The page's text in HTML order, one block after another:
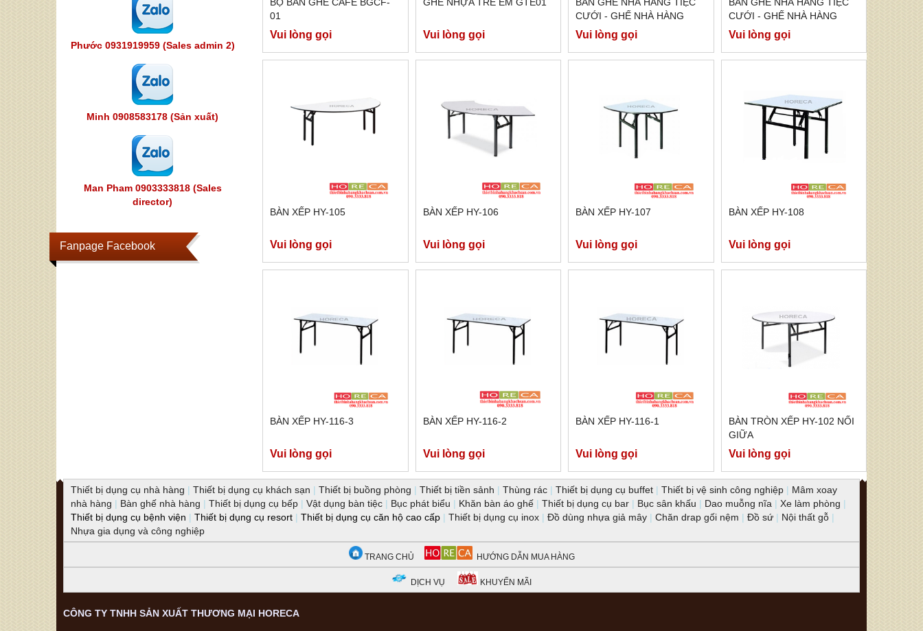
Phước 0931919959 (Sales admin 2)
Minh 0908583178 (Sản xuất)
Man Pham 0903333818 (Sales
director)
Fanpage Facebook
01
Vui lòng gọi Vui lòng gọi
CƯỚI - GHẾ NHÀ HÀNG
TIFFANY TRẮNG TFN-005
Vui lòng gọi
CƯỚI - GHẾ NHÀ HÀNG
TIFFANY TRẮNG TFN-004
Vui lòng gọi
BÀN XẾP HY-105
Vui lòng gọi
BÀN XẾP HY-106
Vui lòng gọi
BÀN XẾP HY-107
Vui lòng gọi
BÀN XẾP HY-108
Vui lòng gọi
BÀN XẾP HY-116-3
Vui lòng gọi
BÀN XẾP HY-116-2
Vui lòng gọi
BÀN XẾP HY-116-1
Vui lòng gọi
BÀN TRÒN XẾP HY-102 NỐI
GIỮA
Vui lòng gọi
Thiết bị dụng cụ nhà hàng | Thiết bị dụng cụ khách sạn | Thiết bị buồng phòng | Thiết bị tiền sảnh | Thùng rác | Thiết bị dụng cụ buffet | Thiết bị vệ sinh công nghiệp | Mâm xoay
nhà hàng | Bàn ghế nhà hàng | Thiết bị dụng cụ bếp | Vật dụng bàn tiệc | Bục phát biểu | Khăn bàn áo ghế | Thiết bị dụng cụ bar | Bục sân khấu | Dao muỗng nĩa | Xe làm phòng |
Thiết bị dụng cụ bệnh viện | Thiết bị dụng cụ resort | Thiết bị dụng cụ căn hộ cao cấp | Thiết bị dụng cụ inox | Đồ dùng nhựa giả mây | Chăn drap gối nệm | Đồ sứ | Nội thất gỗ |
Nhựa gia dụng và công nghiệp
TRANG CHỦ HƯỚNG DẪN MUA HÀNG
DỊCH VỤ KHUYẾN MÃI
CÔNG TY TNHH SẢN XUẤT THƯƠNG MẠI HORECA